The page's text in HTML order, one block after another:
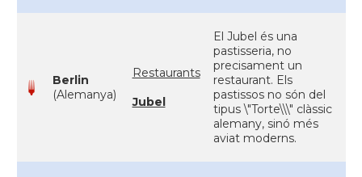
Berlin
(Alemanya)
Restaurants
Jubel
El Jubel és una
pastisseria, no
precisament un
restaurant. Els
pastissos no són del
tipus \"Torte\\\" clàssic
alemany, sinó més
aviat moderns.